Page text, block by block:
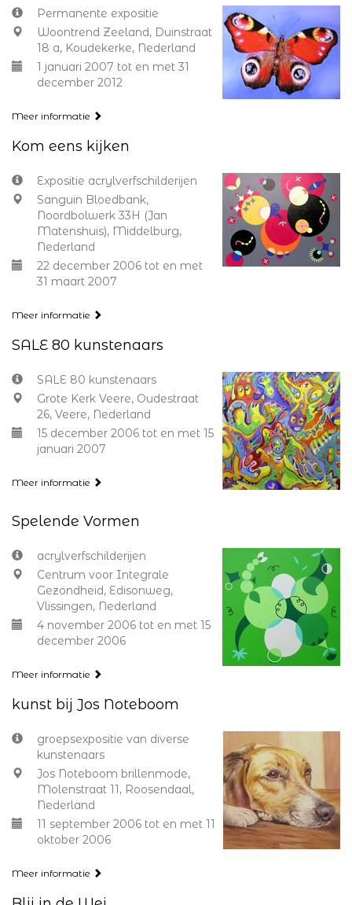
Permanente expositie
Woontrend Zeeland, Duinstraat
18 a, Koudekerke, Nederland
1 januari 2007 tot en met 31
december 2012
Meer informatie
Kom eens kijken
Expositie acrylverfschilderijen
Sanguin Bloedbank,
Noordbolwerk 33H (Jan
Matenshuis), Middelburg,
Nederland
22 december 2006 tot en met
31 maart 2007
Meer informatie
SALE 80 kunstenaars
SALE 80 kunstenaars
Grote Kerk Veere, Oudestraat
26, Veere, Nederland
15 december 2006 tot en met 15
januari 2007
Meer informatie
Spelende Vormen
acrylverfschilderijen
Centrum voor Integrale
Gezondheid, Edisonweg,
Vlissingen, Nederland
4 november 2006 tot en met 15
december 2006
Meer informatie
kunst bij Jos Noteboom
groepsexpositie van diverse
kunstenaars
Jos Noteboom brillenmode,
Molenstraat 11, Roosendaal,
Nederland
11 september 2006 tot en met 11
oktober 2006
Meer informatie